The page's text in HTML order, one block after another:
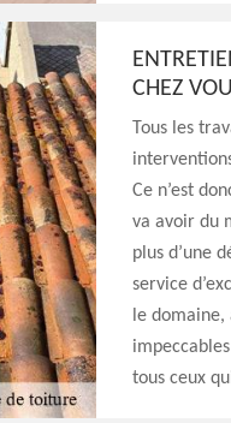
CHEZ
Tous les
Ce n’est
va avoir du
plus d’une
service
le
tous ceux